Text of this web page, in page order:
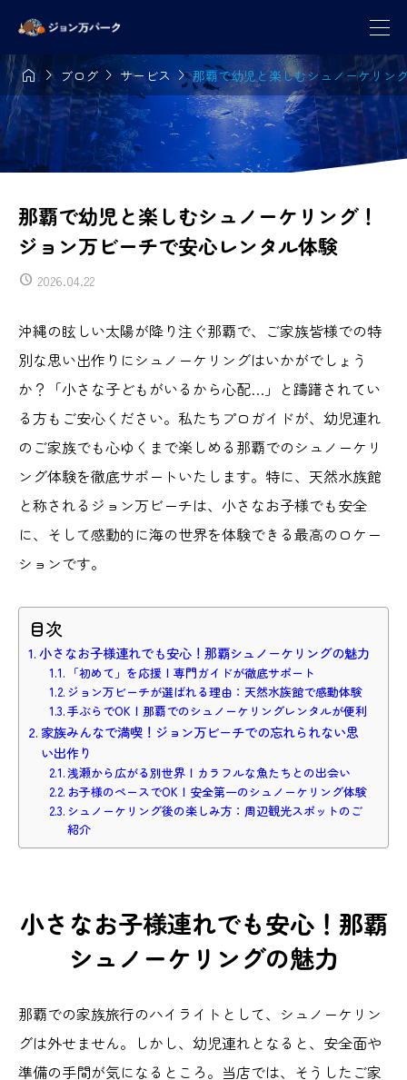
 ブログ サービス 那覇で幼児と楽しむシュノーケリン
那覇で幼児と楽しむシュノーケリング！
ジョン万ビーチで安心レンタル体験
2026.04.22
沖縄の眩しい太陽が降り注ぐ那覇で、ご家族皆様での特
別な思い出作りにシュノーケリングはいかがでしょう
か？「小さな子どもがいるから心配…」と躊躇されてい
る方もご安心ください。私たちプロガイドが、幼児連れ
のご家族でも心ゆくまで楽しめる那覇でのシュノーケリ
ング体験を徹底サポートいたします。特に、天然水族館
と称されるジョン万ビーチは、小さなお子様でも安全
に、そして感動的に海の世界を体験できる最高のロケー
ションです。
目次
小さなお子様連れでも安心！那覇シュノーケリングの魅力
「初めて」を応援！専門ガイドが徹底サポート
ジョン万ビーチが選ばれる理由：天然水族館で感動体験
手ぶらでOK！那覇でのシュノーケリングレンタルが便利
家族みんなで満喫！ジョン万ビーチでの忘れられない思
い出作り
浅瀬から広がる別世界！カラフルな魚たちとの出会い
お子様のペースでOK！安全第一のシュノーケリング体験
シュノーケリング後の楽しみ方：周辺観光スポットのご
紹介
小さなお子様連れでも安心！那覇
シュノーケリングの魅力
那覇での家族旅行のハイライトとして、シュノーケリン
グは外せません。しかし、幼児連れとなると、安全面や
準備の手間が気になるところ。当店では、そうしたご家